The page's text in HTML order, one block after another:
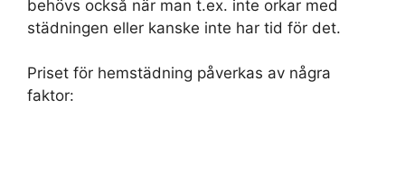
behövs också när man t.ex. inte orkar med
städningen eller kanske inte har tid för det.
Priset för hemstädning påverkas av några
faktor: